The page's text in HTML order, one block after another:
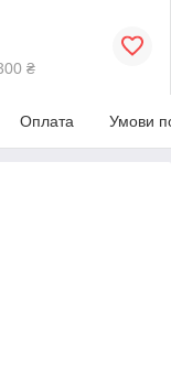
₴
Оплата Умови